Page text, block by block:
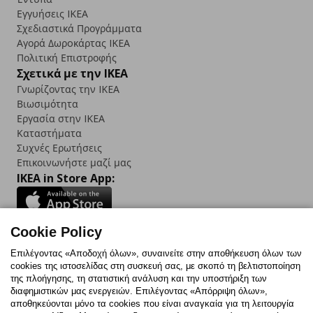
Εγγυήσεις IKEA
Σχεδιαστικά Προγράμματα
Αγορά Δωρoκάρτας IKEA
Πολιτική Επιστροφής
Σχετικά με την IKEA
Γνωρίζοντας την IKEA
Βιωσιμότητα
Εργασία στην IKEA
Καταστήματα
Συχνές Ερωτήσεις
Επικοινωνήστε μαζί μας
IKEA in Store App:
Follow us:
FacebookInstagram
TikTokYoutubePinterestTwitter
Cookie Policy
Επιλέγοντας «Αποδοχή όλων», συναινείτε στην αποθήκευση όλων των
cookies της ιστοσελίδας στη συσκευή σας, με σκοπό τη βελτιστοποίηση
της πλοήγησης, τη στατιστική ανάλυση και την υποστήριξη των
διαφημιστικών μας ενεργειών. Επιλέγοντας «Απόρριψη όλων»,
αποθηκεύονται μόνο τα cookies που είναι αναγκαία για τη λειτουργία